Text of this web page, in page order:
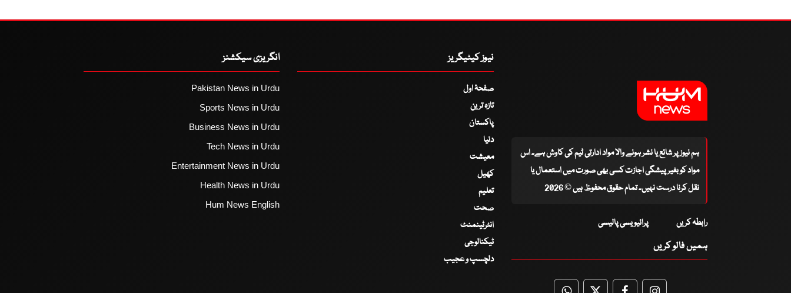
ہم نیوز پر شائع یا نشر ہونے والا مواد ادارتی ٹیم کی کاوش ہے۔ اس
مواد کو بغیر پیشگی اجازت کسی بھی صورت میں استعمال یا
نقل کرنا درست نہیں۔ تمام حقوق محفوظ ہیں © 2026
رابطہ کریں پرائیویسی پالیسی
ہمیں فالو کریں
نیوز کیٹیگریز
صفحۂ اول
تازہ ترین
پاکستان
دنیا
معیشت
کھیل
تعلیم
صحت
انٹرٹینمنٹ
ٹیکنالوجی
دلچسپ و عجیب
انگریزی سیکشنز
Pakistan News in Urdu
Sports News in Urdu
Business News in Urdu
Tech News in Urdu
Entertainment News in Urdu
Health News in Urdu
Hum News English